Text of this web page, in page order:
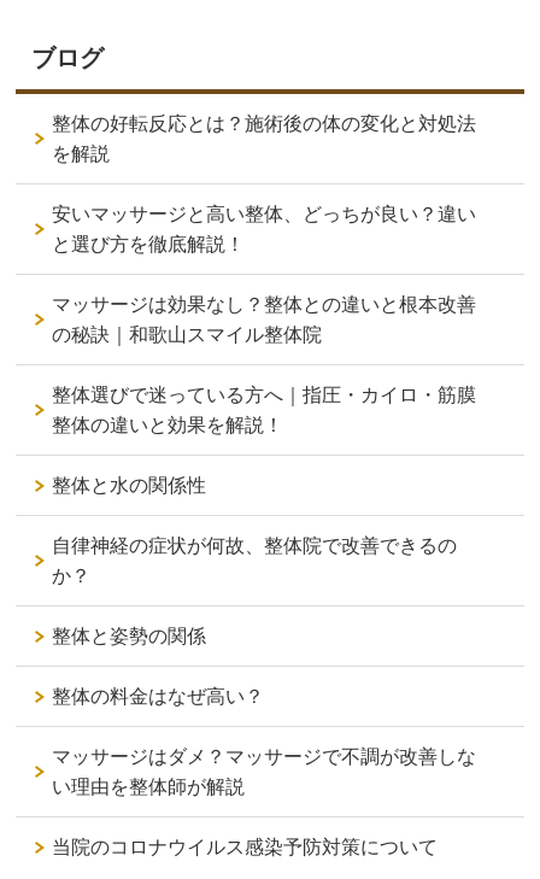
ブログ
整体の好転反応とは？施術後の体の変化と対処法
を解説
安いマッサージと高い整体、どっちが良い？違い
と選び方を徹底解説！
マッサージは効果なし？整体との違いと根本改善
の秘訣｜和歌山スマイル整体院
整体選びで迷っている方へ｜指圧・カイロ・筋膜
整体の違いと効果を解説！
整体と水の関係性
自律神経の症状が何故、整体院で改善できるの
か？
整体と姿勢の関係
整体の料金はなぜ高い？
マッサージはダメ？マッサージで不調が改善しな
い理由を整体師が解説
当院のコロナウイルス感染予防対策について